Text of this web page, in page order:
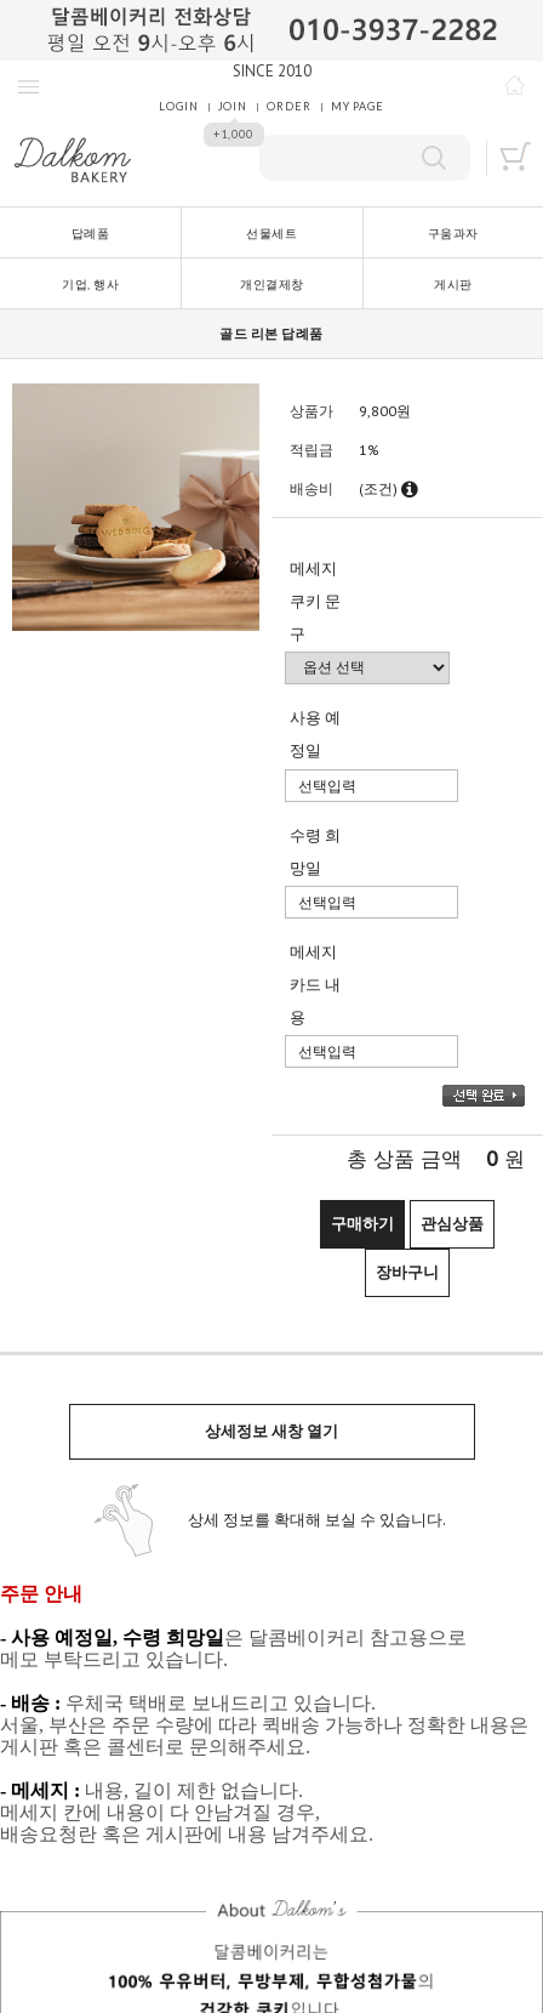
SINCE 2010
LOGIN JOIN
+1,000
ORDER MY PAGE
답례품 선물세트 구움과자
기업, 행사 개인결제창 게시판
골드 리본 답례품
상품가 9,800원
적립금 1%
배송비 (조건)
메세지
쿠키 문
구
사용 예
정일
수령 희
망일
메세지
카드 내
용
총 상품 금액 0 원
구매하기 관심상품
장바구니
상세정보 새창 열기
상세 정보를 확대해 보실 수 있습니다.
주문 안내
- 사용 예정일, 수령 희망일 은 달콤베이커리 참고용으로
메모 부탁드리고 있습니다.
- 배송 : 우체국 택배로 보내드리고 있습니다.
서울, 부산은 주문 수량에 따라 퀵배송 가능하나 정확한 내용은
게시판 혹은 콜센터로 문의해주세요.
- 메세지 : 내용, 길이 제한 없습니다.
메세지 칸에 내용이 다 안남겨질 경우,
배송요청란 혹은 게시판에 내용 남겨주세요.